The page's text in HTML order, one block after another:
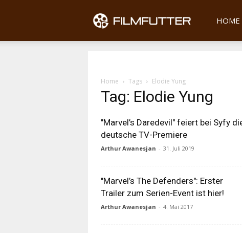
Filmfutter
HOME
Home Tags Elodie Yung
Tag: Elodie Yung
"Marvel’s Daredevil" feiert bei Syfy
deutsche TV-Premiere
Arthur Awanesjan - 31. Juli 2019
"Marvel’s The Defenders": Erster
Trailer zum Serien-Event ist hier!
Arthur Awanesjan - 4. Mai 2017